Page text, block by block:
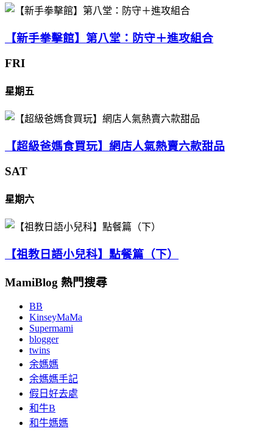
【新手拳擊館】第八堂：防守＋進攻組合
FRI
星期五
【超級爸媽食買玩】網店人氣熱賣六款甜品
SAT
星期六
【祖教日語小兒科】點餐篇（下）
MamiBlog 熱門搜尋
BB
KinseyMaMa
Supermami
blogger
twins
余媽媽
余媽媽手記
假日好去處
和牛B
和牛媽媽